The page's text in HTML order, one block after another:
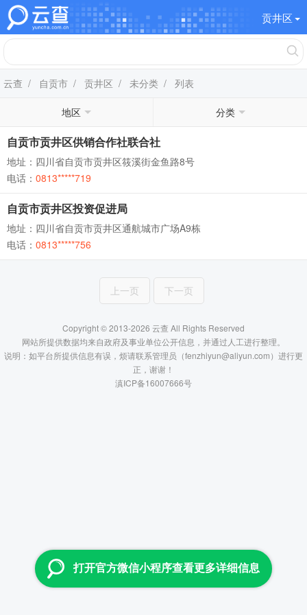
贡井区
云查 / 自贡市 / 贡井区 / 未分类 / 列表
地区 分类
自贡市贡井区供销合作社联合社
地址：四川省自贡市贡井区筱溪街金鱼路8号
电话： 0813*****719
自贡市贡井区投资促进局
地址：四川省自贡市贡井区通航城市广场A9栋
电话： 0813*****756
上一页 下一页
Copyright © 2013-2026 云查 All Rights Reserved
网站所提供数据均来自政府及事业单位公开信息，并通过人工进行整理。
说明：如平台所提供信息有误，烦请联系管理员（fenzhiyun@aliyun.com）进行更
正，谢谢！
滇ICP备16007666号
打开官方微信小程序查看更多详细信息